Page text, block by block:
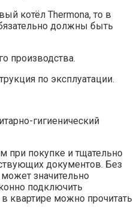
котёл Thermona, то в
должны быть
производства.
по эксплуатации.
гигиенический
при покупке и тщательно
документов. Без
значительно
подключить
квартире можно прочитать